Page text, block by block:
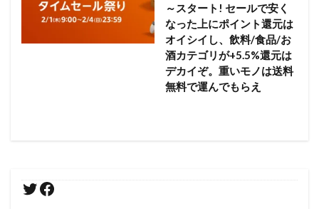
～スタート! セールで安く
なった上にポイント還元は
オイシイし、飲料/食品/お
酒カテゴリが+5.5%還元は
デカイぞ。重いモノは送料
無料で運んでもらえ